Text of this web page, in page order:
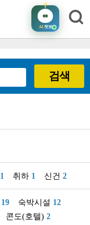
AI챗봇
검색
1 취하 1 신건 2
19 숙박시설 12
콘도(호텔) 2